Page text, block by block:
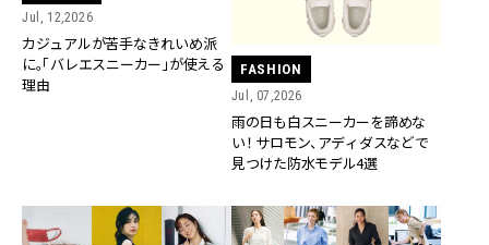
Jul, 12,2026
カジュアルが苦手なきれいめ派
に。「バレエスニーカー」が使える
理由
FASHION
Jul, 07,2026
雨の日も白スニーカーを諦めな
い！ サロモン、アディダスなどで
見つけた防水モデル4選